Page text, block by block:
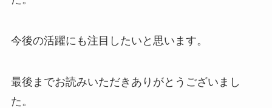
今後の活躍にも注目したいと思います。
最後までお読みいただきありがとうございまし
た。